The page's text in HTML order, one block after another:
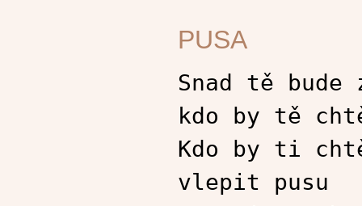
PUSA
Snad tě
kdo by tě
Kdo by ti
vlepit pusu